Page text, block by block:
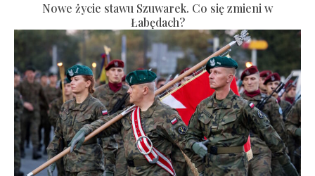
Nowe życie stawu Szuwarek. Co się zmieni w
Łabędach?